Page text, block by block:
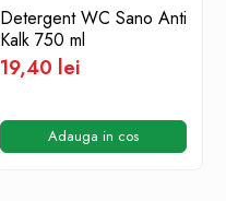
Detergent WC Sano Anti
Kalk 750 ml
19,40 lei
Adauga in cos